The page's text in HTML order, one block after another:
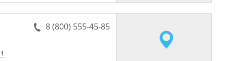
8 (800) 555-45-85